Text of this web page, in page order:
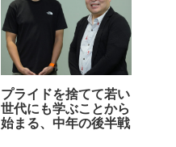
プライドを捨てて若い
世代にも学ぶことから
始まる、中年の後半戦